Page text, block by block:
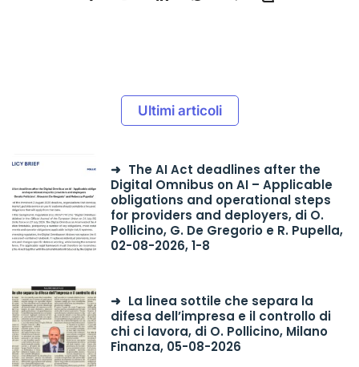
Ultimi articoli
The AI Act deadlines after the
Digital Omnibus on AI – Applicable
obligations and operational steps
for providers and deployers, di O.
Pollicino, G. De Gregorio e R. Pupella,
02-08-2026, 1-8
La linea sottile che separa la
difesa dell’impresa e il controllo di
chi ci lavora, di O. Pollicino, Milano
Finanza, 05-08-2026